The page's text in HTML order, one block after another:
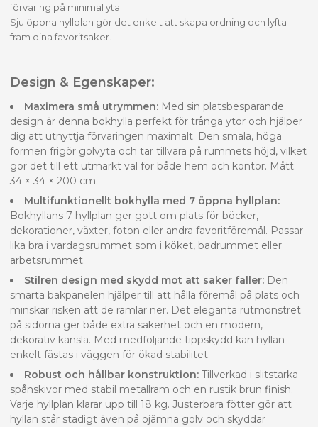
förvaring på minimal yta.
Sju öppna hyllplan gör det enkelt att skapa ordning och lyfta
fram dina favoritsaker.
Design & Egenskaper:
Maximera små utrymmen: Med sin platsbesparande
design är denna bokhylla perfekt för trånga ytor och hjälper
dig att utnyttja förvaringen maximalt. Den smala, höga
formen frigör golvyta och tar tillvara på rummets höjd, vilket
gör det till ett utmärkt val för både hem och kontor. Mått:
34 × 34 × 200 cm.
Multifunktionellt bokhylla med 7 öppna hyllplan:
Bokhyllans 7 hyllplan ger gott om plats för böcker,
dekorationer, växter, foton eller andra favoritföremål. Passar
lika bra i vardagsrummet som i köket, badrummet eller
arbetsrummet.
Stilren design med skydd mot att saker faller: Den
smarta bakpanelen hjälper till att hålla föremål på plats och
minskar risken att de ramlar ner. Det eleganta rutmönstret
på sidorna ger både extra säkerhet och en modern,
dekorativ känsla. Med medföljande tippskydd kan hyllan
enkelt fästas i väggen för ökad stabilitet.
Robust och hållbar konstruktion: Tillverkad i slitstarka
spånskivor med stabil metallram och en rustik brun finish.
Varje hyllplan klarar upp till 18 kg. Justerbara fötter gör att
hyllan står stadigt även på ojämna golv och skyddar